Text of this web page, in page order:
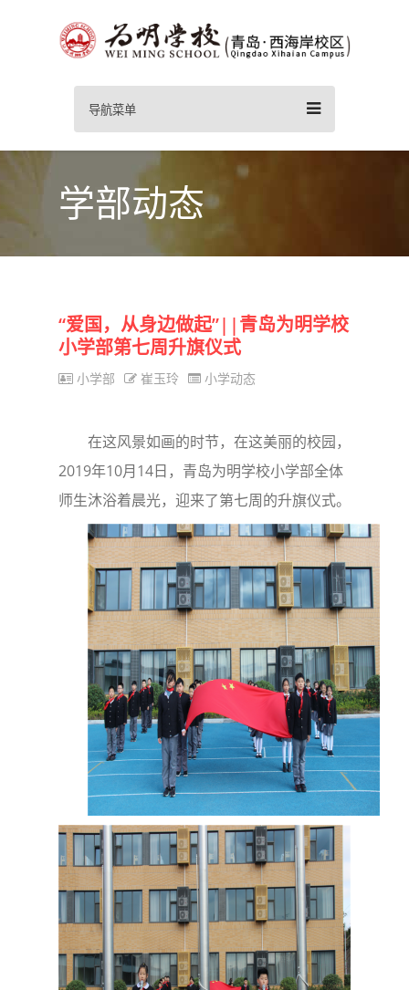
导航菜单
学部动态
“爱国，从身边做起”||青岛为明学校
小学部第七周升旗仪式
小学部 崔玉玲 小学动态
在这风景如画的时节，在这美丽的校园，
2019年10月14日，青岛为明学校小学部全体
师生沐浴着晨光，迎来了第七周的升旗仪式。